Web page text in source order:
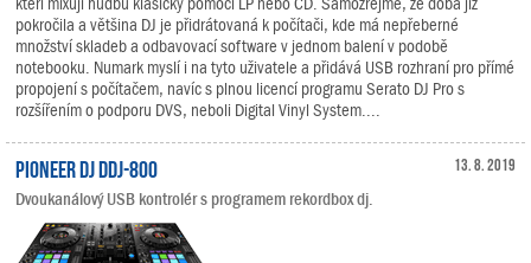
pokročila a většina DJ je přidrátovaná k počítači, kde má nepřeberné
množství skladeb a odbavovací software v jednom balení v podobě
notebooku. Numark myslí i na tyto uživatele a přidává USB rozhraní pro přímé
propojení s počítačem, navíc s plnou licencí programu Serato DJ Pro s
rozšířením o podporu DVS, neboli Digital Vinyl System....
13. 8. 2019
Pioneer DJ DDJ-800
Dvoukanálový USB kontrolér s programem rekordbox dj.